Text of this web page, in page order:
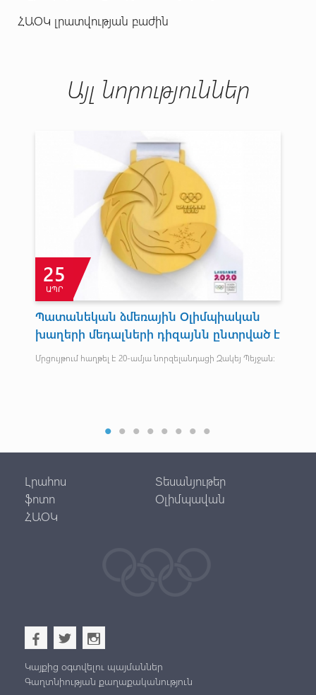
ՀԱՕԿ լրատվության բաժին
Այլ նորություններ
25
ԱՊՐ
Պատանեկան ձմեռային Օլիմպիական
խաղերի մեդալների դիզայնն ընտրված է
Մրցույթում հաղթել է 20-ամյա նորզելանդացի Զակեյ Պեյջան:
Լրահոս
Տեսանյութեր
ֆոտո
Օլիմպավան
ՀԱՕԿ
b a x
Կայքից օգտվելու պայմաններ
Գաղտնիության քաղաքականություն